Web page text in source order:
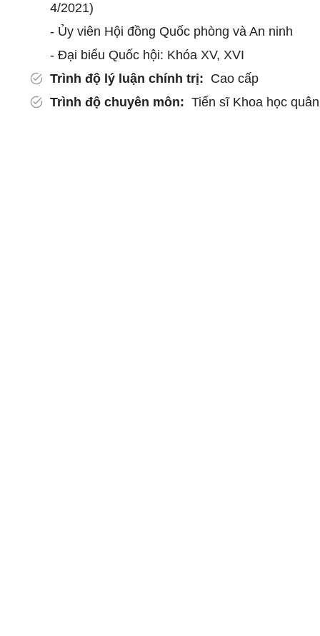
4/2021)
- Ủy viên Hội đồng Quốc phòng và An ninh
- Đại biểu Quốc hội: Khóa XV, XVI
Trình độ lý luận chính trị: Cao cấp
Trình độ chuyên môn: Tiến sĩ Khoa học